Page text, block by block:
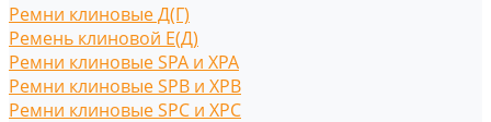
Ремни клиновые Д(Г)
Ремень клиновой Е(Д)
Ремни клиновые SPA и XPA
Ремни клиновые SPB и XPB
Ремни клиновые SPC и XPC